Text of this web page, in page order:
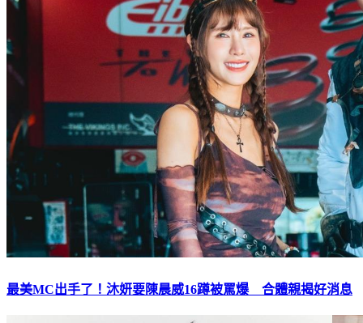
最美MC出手了！沐妍要陳晨威16蹲被罵爆 合體親揭好消息